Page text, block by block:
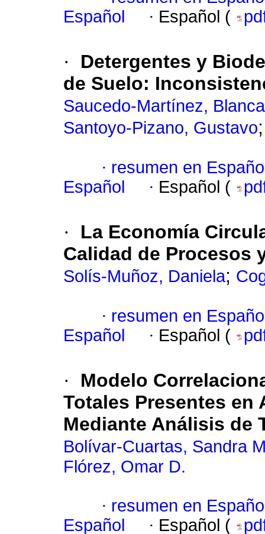
Español
· Español (
·
Detergentes y
de Suelo:
Saucedo-Martínez,
Santoyo-Pizano, Gustavo
· resumen en
Español
· Español (
·
La Economía
Calidad de Procesos
Solís-Muñoz, Daniela;
· resumen en
Español
· Español (
·
Modelo
Totales Presentes en
Mediante Análisis de
Bolívar-Cuartas, Sandra
Flórez, Omar D.
· resumen en
Español
· Español (